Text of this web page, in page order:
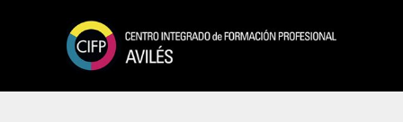
contenido